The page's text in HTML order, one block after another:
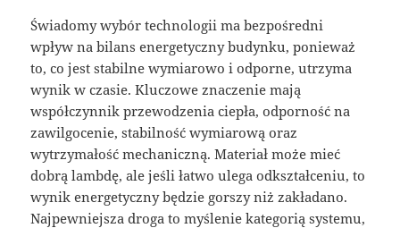
Świadomy wybór technologii ma bezpośredni
wpływ na bilans energetyczny budynku, ponieważ
to, co jest stabilne wymiarowo i odporne, utrzyma
wynik w czasie. Kluczowe znaczenie mają
współczynnik przewodzenia ciepła, odporność na
zawilgocenie, stabilność wymiarową oraz
wytrzymałość mechaniczną. Materiał może mieć
dobrą lambdę, ale jeśli łatwo ulega odkształceniu, to
wynik energetyczny będzie gorszy niż zakładano.
Najpewniejsza droga to myślenie kategorią systemu,